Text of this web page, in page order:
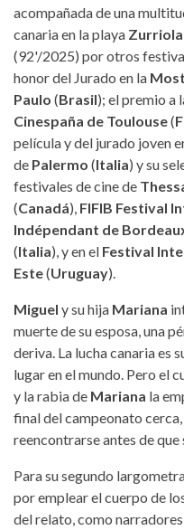
acompañada de una
canaria en la playa Zurriola
(92'/2025) por otros
honor del Jurado en la
Paulo (Brasil); el premio a
Cinespaña de Toulouse(
película y del jurado joven
de Palermo (Italia) y su
festivales de cine de
(Canadá), FIFIB Festival
Indépendant de
(Italia), y en el Festival
Este(Uruguay).
Miguel y su hija Mariana
muerte de su esposa, una
deriva. La lucha canaria es
lugar en el mundo. Pero el
y la rabia de Mariana la
final del campeonato
reencontrarse antes de
Para su segundo
por emplear el cuerpo de
del relato, como